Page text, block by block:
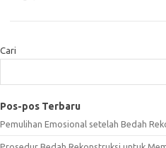
Cari
Pos-pos Terbaru
Pemulihan Emosional setelah Bedah